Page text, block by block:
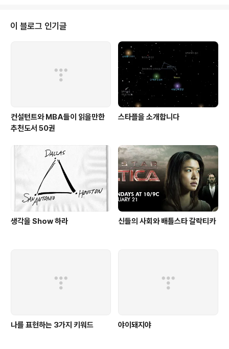
이 블로그 인기글
컨설턴트와 MBA들이 읽을만한
추천도서 50권
스타플을 소개합니다
생각을 Show 하라 신들의 사회와 배틀스타 갈락티카
나를 표현하는 3가지 키워드 야이돼지야